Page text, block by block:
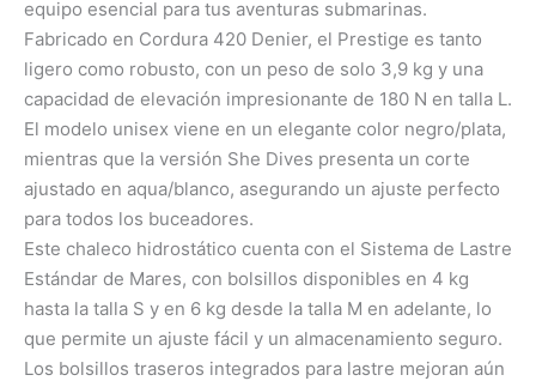
equipo esencial para tus aventuras submarinas.
Fabricado en Cordura 420 Denier, el Prestige es tanto
ligero como robusto, con un peso de solo 3,9 kg y una
capacidad de elevación impresionante de 180 N en talla L.
El modelo unisex viene en un elegante color negro/plata,
mientras que la versión She Dives presenta un corte
ajustado en aqua/blanco, asegurando un ajuste perfecto
para todos los buceadores.
Este chaleco hidrostático cuenta con el Sistema de Lastre
Estándar de Mares, con bolsillos disponibles en 4 kg
hasta la talla S y en 6 kg desde la talla M en adelante, lo
que permite un ajuste fácil y un almacenamiento seguro.
Los bolsillos traseros integrados para lastre mejoran aún